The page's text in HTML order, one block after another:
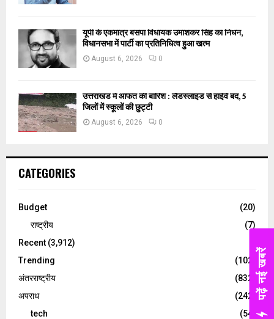
यूपी के एकमात्र बसपा विधायक उमाशंकर सिंह का निधन,
विधानसभा में पार्टी का प्रतिनिधित्व हुआ खत्म
August 6, 2026 0
उत्तराखंड में आफत की बारिश : लैंडस्लाइड से हाईवे बंद, 5
जिलों में स्कूलों की छुट्टी
August 6, 2026 0
CATEGORIES
Budget
(20)
राष्ट्रीय
(7)
Recent (3,912)
Trending
(102)
अंतरराष्ट्रीय
(832)
अपराध
(242)
tech
(54)
पढ़ें नई खबरें